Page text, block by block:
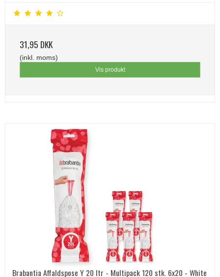
31,95 DKK
(inkl. moms)
Vis produkt
Brabantia Affaldspose Y 20 ltr - Multipack 120 stk. 6x20 - White